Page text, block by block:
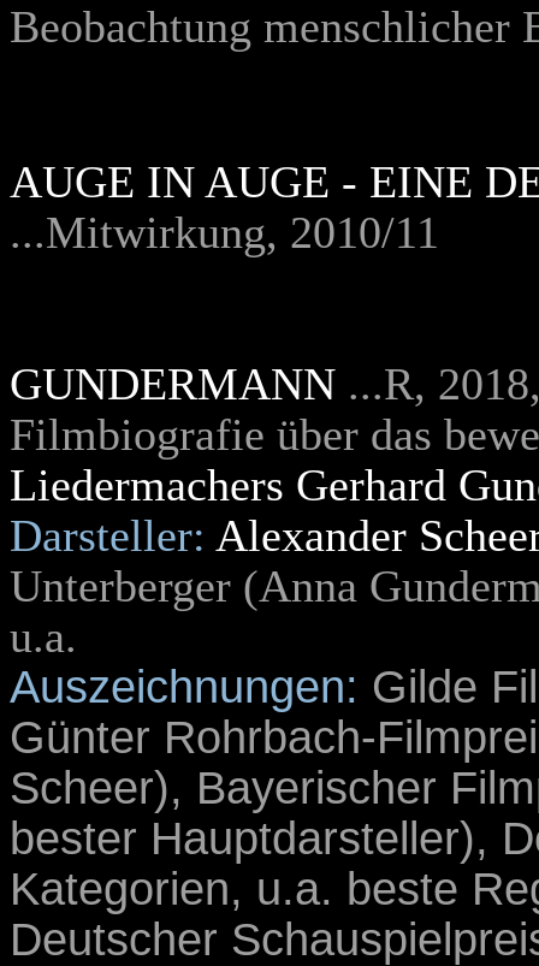
Beobachtung menschlicher
AUGE IN AUGE - EINE
...Mitwirkung, 2010/11
GUNDERMANN ...R,
Filmbiografie über das
Liedermachers Gerhard
Darsteller: Alexander
Unterberger (Anna
u.a.
Auszeichnungen: Gilde
Günter Rohrbach-
Scheer), Bayerischer
bester Hauptdarsteller),
Kategorien, u.a. beste
Deutscher